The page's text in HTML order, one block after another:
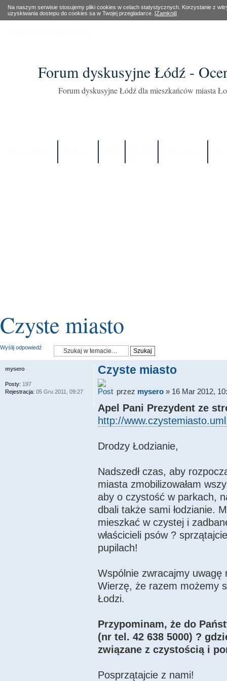
Na naszym serwisie stosujemy pliki cookies w celach statystycznych. Korzystanie z
uzyskiwania dostepu do cookies sa w Twojej przegladarce. [Zamknij]
Forum dyskusyjne Łódź -
Forum dyskusyjne Łódź dla mieszkańców miasta
Czyste miasto
Wyślij odpowiedź
Czyste miasto
przez mysero» 16 Mar 2012,
Apel Pani Prezydent ze
http://
Drodzy Łodzianie,
Nadszedł czas, aby
miasta zmobilizowałam
aby o czystość w parkach,
dbali także sami łodzianie.
mieszkać w czystej i
właścicieli psów ?
pupilach!
Wspólnie zwracajmy uwagę
Wierzę, że razem możemy
Łodzi.
Przypominam, że do
(nr tel. 42 638 5000) ?
związane z czystością i
Posprzątajcie z nami!
mysero
Posty: 197
Rejestracja: 05 Gru 2011, 09:27